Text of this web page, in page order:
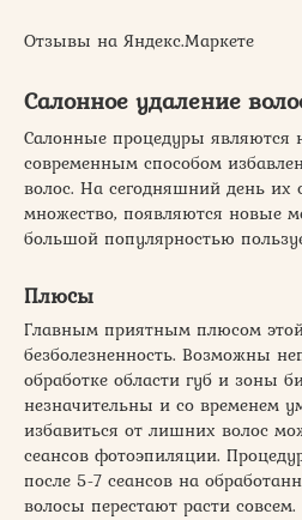
Отзывы на Яндекс.Маркете
Салонное удаление
Салонные процедуры являются
современным способом
волос. На сегодняшний день их
множество, появляются новые
большой популярностью
Плюсы
Главным приятным плюсом
безболезненность. Возможны
обработке области губ и зоны
незначительны и со временем
избавиться от лишних волос
сеансов фотоэпиляции.
после 5-7 сеансов на
волосы перестают расти совсем.